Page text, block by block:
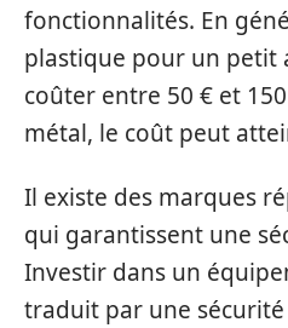
fonctionnalités. En
plastique pour un petit
coûter entre 50 € et
métal, le coût peut
Il existe des marques
qui garantissent une
Investir dans un
traduit par une